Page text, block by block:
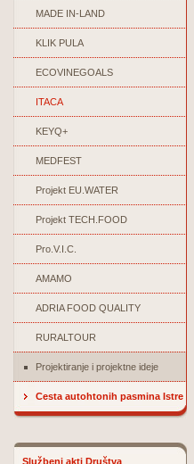
MADE IN-LAND
KLIK PULA
ECOVINEGOALS
ITACA
KEYQ+
MEDFEST
Projekt EU.WATER
Projekt TECH.FOOD
Pro.V.I.C.
AMAMO
ADRIA FOOD QUALITY
RURALTOUR
Projektiranje i projektne ideje
Cesta autohtonih pasmina Istre
Službeni akti Društva